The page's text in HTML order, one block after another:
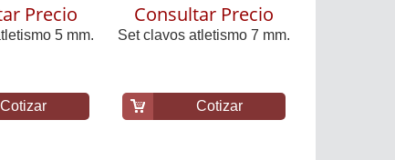
Precio
5 mm.
Cotizar
Consultar Precio
Set clavos atletismo 7 mm.
Cotizar